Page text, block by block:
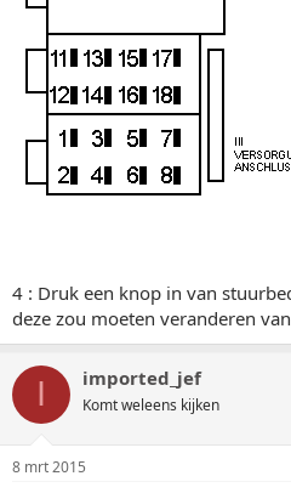
4 : Druk een knop in van
deze zou moeten veranderen
I imported_jef
Komt weleens kijken
8 mrt 2015